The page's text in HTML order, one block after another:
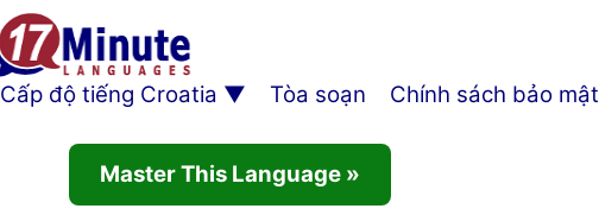
Cấp độ tiếng Croatia Tòa soạn Chính sách bảo mật
Master This Language »